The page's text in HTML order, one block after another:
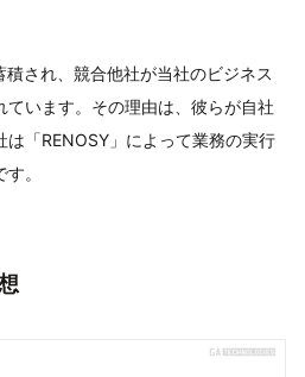
され、競合他社が当社のビジネス
ています。その理由は、彼らが自社
「RENOSY」によって業務の実行
。